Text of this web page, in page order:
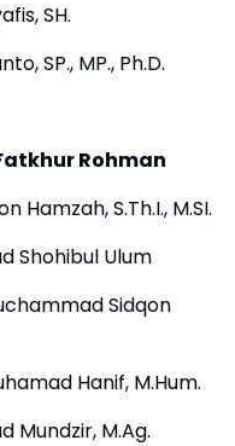
SH.
SP., MP., Ph.D.
Rohman
S.Th.I., M.SI.
Shohibul Ulum
Sidqon
Hanif, M.Hum.
M.Ag.